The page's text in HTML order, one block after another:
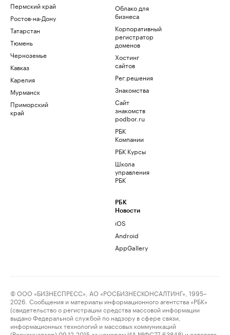
Пермский край
Ростов-на-Дону
Татарстан
Тюмень
Черноземье
Кавказ
Карелия
Мурманск
Приморский
край
Облако для
бизнеса
Корпоративный
регистратор
доменов
Хостинг
сайтов
Рег.решения
Знакомства
Сайт
знакомств
podbor.ru
РБК
Компании
РБК Курсы
Школа
управления
РБК
РБК
Новости
iOS
Android
AppGallery
© ООО «БИЗНЕСПРЕСС», АО «РОСБИЗНЕСКОНСАЛТИНГ», 1995–
2026. Сообщения и материалы информационного агентства «РБК»
(свидетельство о регистрации средства массовой информации
выдано Федеральной службой по надзору в сфере связи,
информационных технологий и массовых коммуникаций